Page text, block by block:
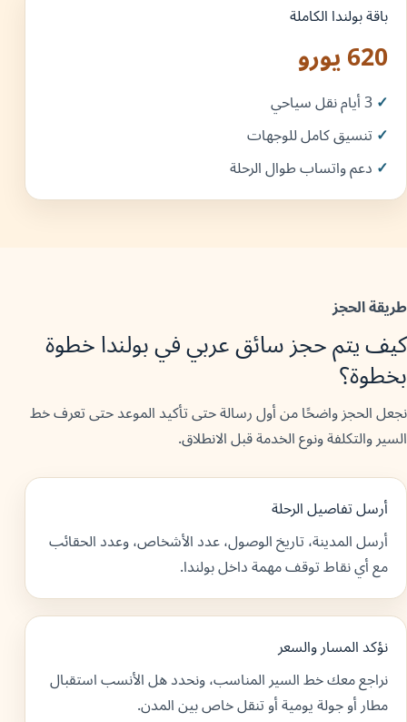
باقة بولندا الكاملة
620 يورو
3 أيام نقل سياحي
تنسيق كامل للوجهات
دعم واتساب طوال الرحلة
طريقة الحجز
كيف يتم حجز سائق عربي في بولندا خطوة
بخطوة؟
نجعل الحجز واضحًا من أول رسالة حتى تأكيد الموعد حتى تعرف خط
السير والتكلفة ونوع الخدمة قبل الانطلاق.
أرسل تفاصيل الرحلة
أرسل المدينة، تاريخ الوصول، عدد الأشخاص، وعدد الحقائب
مع أي نقاط توقف مهمة داخل بولندا.
نؤكد المسار والسعر
نراجع معك خط السير المناسب، ونحدد هل الأنسب استقبال
مطار أو جولة يومية أو تنقل خاص بين المدن.